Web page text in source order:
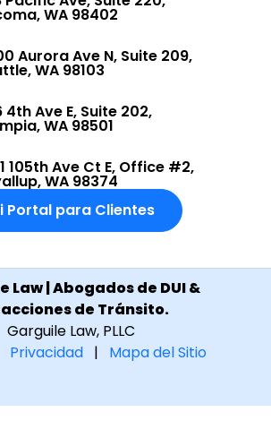
WA 98402
Aurora Ave N, Suite 209,
WA 98103
4th Ave E, Suite 202,
WA 98501
105th Ave Ct E, Office #2,
WA 98374
Portal para Clientes
Law | Abogados de DUI &
de Tránsito.
Garguile Law, PLLC
Privacidad | Mapa del Sitio